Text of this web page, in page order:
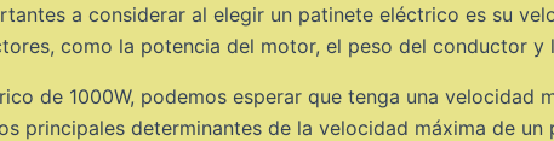
a considerar al elegir un patinete eléctrico es su
como la potencia del motor, el peso del conductor y
de 1000W, podemos esperar que tenga una velocidad
principales determinantes de la velocidad máxima de